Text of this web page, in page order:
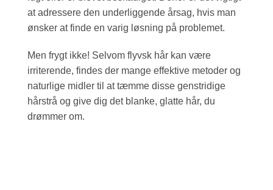
at adressere den underliggende årsag, hvis man
ønsker at finde en varig løsning på problemet.
Men frygt ikke! Selvom flyvsk hår kan være
irriterende, findes der mange effektive metoder og
naturlige midler til at tæmme disse genstridige
hårstrå og give dig det blanke, glatte hår, du
drømmer om.